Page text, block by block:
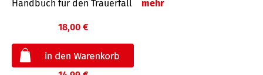
Handbuch für den Trauerfall mehr
18,00 €